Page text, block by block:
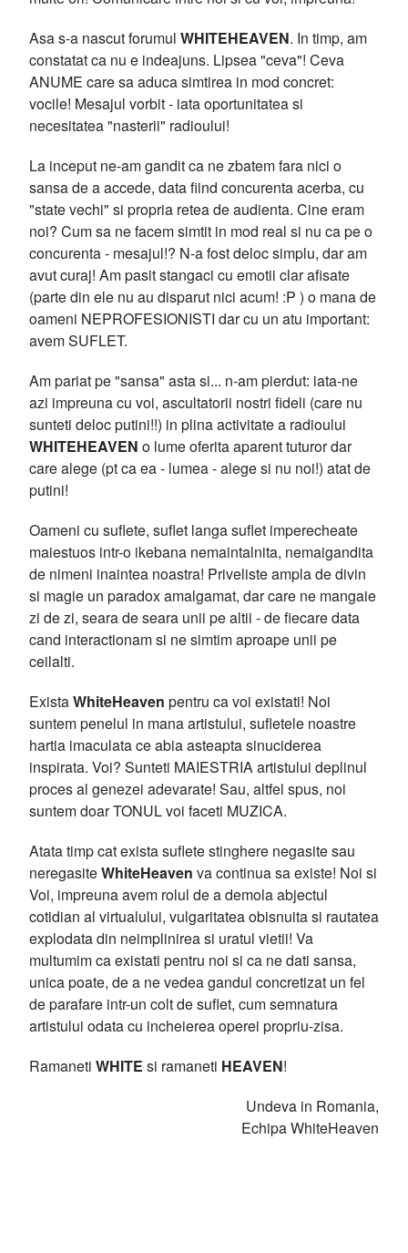
Asa s-a nascut forumul WHITEHEAVEN. In timp, am
constatat ca nu e indeajuns. Lipsea "ceva"! Ceva
ANUME care sa aduca simtirea in mod concret:
vocile! Mesajul vorbit - iata oportunitatea si
necesitatea "nasterii" radioului!
La inceput ne-am gandit ca ne zbatem fara nici o
sansa de a accede, data fiind concurenta acerba, cu
"state vechi" si propria retea de audienta. Cine eram
noi? Cum sa ne facem simtit in mod real si nu ca pe o
concurenta - mesajul!? N-a fost deloc simplu, dar am
avut curaj! Am pasit stangaci cu emotii clar afisate
(parte din ele nu au disparut nici acum! :P ) o mana de
oameni NEPROFESIONISTI dar cu un atu important:
avem SUFLET.
Am pariat pe "sansa" asta si... n-am pierdut: iata-ne
azi impreuna cu voi, ascultatorii nostri fideli (care nu
sunteti deloc putini!!) in plina activitate a radioului
WHITEHEAVEN o lume oferita aparent tuturor dar
care alege (pt ca ea - lumea - alege si nu noi!) atat de
putini!
Oameni cu suflete, suflet langa suflet imperecheate
maiestuos intr-o ikebana nemaintalnita, nemaigandita
de nimeni inaintea noastra! Priveliste ampla de divin
si magie un paradox amalgamat, dar care ne mangaie
zi de zi, seara de seara unii pe altii - de fiecare data
cand interactionam si ne simtim aproape unii pe
ceilalti.
ExistaWhiteHeaven pentru ca voi existati! Noi
suntem penelul in mana artistului, sufletele noastre
hartia imaculata ce abia asteapta sinuciderea
inspirata. Voi? Sunteti MAIESTRIA artistului deplinul
proces al genezei adevarate! Sau, altfel spus, noi
suntem doar TONUL voi faceti MUZICA.
Atata timp cat exista suflete stinghere negasite sau
neregasiteWhiteHeaven va continua sa existe! Noi si
Voi, impreuna avem rolul de a demola abjectul
cotidian al virtualului, vulgaritatea obisnuita si rautatea
explodata din neimplinirea si uratul vietii! Va
multumim ca existati pentru noi si ca ne dati sansa,
unica poate, de a ne vedea gandul concretizat un fel
de parafare intr-un colt de suflet, cum semnatura
artistului odata cu incheierea operei propriu-zisa.
Ramaneti WHITE si ramaneti HEAVEN!
Undeva in Romania,
Echipa WhiteHeaven